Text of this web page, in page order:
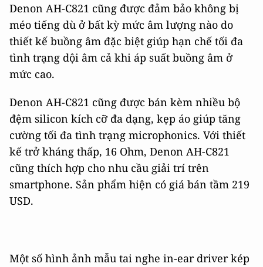
Denon AH-C821 cũng được đảm bảo không bị
méo tiếng dù ở bất kỳ mức âm lượng nào do
thiết kế buồng âm đặc biệt giúp hạn chế tối đa
tình trạng dội âm cả khi áp suất buồng âm ở
mức cao.
Denon AH-C821 cũng được bán kèm nhiều bộ
đệm silicon kích cỡ đa dạng, kẹp áo giúp tăng
cường tối đa tình trạng microphonics. Với thiết
kế trở kháng thấp, 16 Ohm, Denon AH-C821
cũng thích hợp cho nhu cầu giải trí trên
smartphone. Sản phẩm hiện có giá bán tầm 219
USD.
Một số hình ảnh mẫu tai nghe in-ear driver kép